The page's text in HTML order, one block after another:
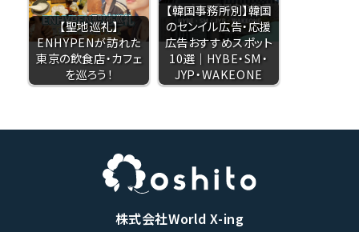
【聖地巡礼】
ENHYPENが訪れた
東京の飲食店・カフェ
を巡ろう！
【韓国事務所別】韓国
のセンイル広告・応援
広告おすすめスポット
10選｜HYBE・SM・
JYP・WAKEONE
株式会社World X-ing